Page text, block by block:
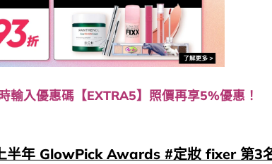
輸入優惠碼【EXTRA5】照價再享5%優惠！
半年 GlowPick Awards #定妝 fixer 第3